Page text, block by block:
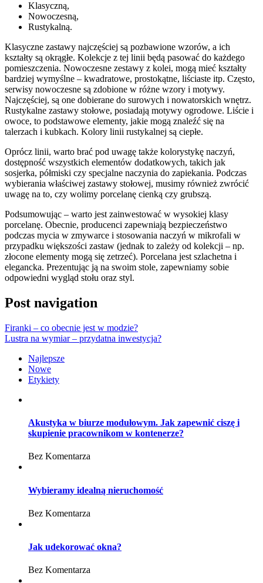
Klasyczną,
Nowoczesną,
Rustykalną.
Klasyczne zastawy najczęściej są pozbawione wzorów, a ich
kształty są okrągłe. Kolekcje z tej linii będą pasować do każdego
pomieszczenia. Nowoczesne zestawy z kolei, mogą mieć kształty
bardziej wymyślne – kwadratowe, prostokątne, liściaste itp. Często,
serwisy nowoczesne są zdobione w różne wzory i motywy.
Najczęściej, są one dobierane do surowych i nowatorskich wnętrz.
Rustykalne zastawy stołowe, posiadają motywy ogrodowe. Liście i
owoce, to podstawowe elementy, jakie mogą znaleźć się na
talerzach i kubkach. Kolory linii rustykalnej są ciepłe.
Oprócz linii, warto brać pod uwagę także kolorystykę naczyń,
dostępność wszystkich elementów dodatkowych, takich jak
sosjerka, półmiski czy specjalne naczynia do zapiekania. Podczas
wybierania właściwej zastawy stołowej, musimy również zwrócić
uwagę na to, czy wolimy porcelanę cienką czy grubszą.
Podsumowując – warto jest zainwestować w wysokiej klasy
porcelanę. Obecnie, producenci zapewniają bezpieczeństwo
podczas mycia w zmywarce i stosowania naczyń w mikrofali w
przypadku większości zastaw (jednak to zależy od kolekcji – np.
złocone elementy mogą się zetrzeć). Porcelana jest szlachetna i
elegancka. Prezentując ją na swoim stole, zapewniamy sobie
odpowiedni wygląd stołu oraz styl.
Post navigation
Firanki – co obecnie jest w modzie?
Lustra na wymiar – przydatna inwestycja?
Najlepsze
Nowe
Etykiety
Akustyka w biurze modułowym. Jak zapewnić ciszę i
skupienie pracownikom w kontenerze?
Bez Komentarza
Wybieramy idealną nieruchomość
Bez Komentarza
Jak udekorować okna?
Bez Komentarza